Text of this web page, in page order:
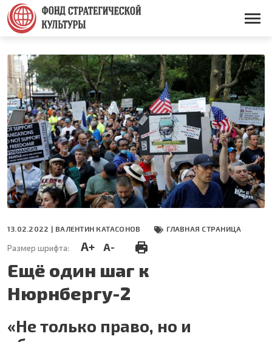
Перейти
основному
содержанию
Основная
13.02.2022 | ВАЛЕНТИН КАТАСОНОВ ГЛАВНАЯ СТРАНИЦА
Размер шрифта: A+ A-
Ещё один шаг к
Нюрнбергу-2
«Не только право, но и